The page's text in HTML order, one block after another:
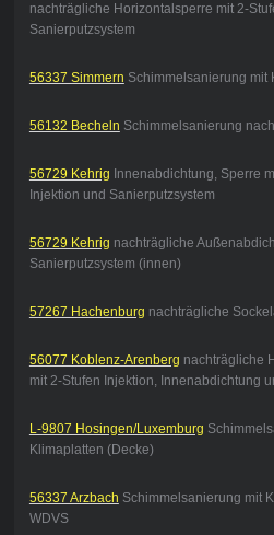
nachträgliche Horizontalsperre mit 2-
Sanierputzsystem
56337 Simmern Schimmelsanierung mit
56132 Becheln Schimmelsanierung
56729 Kehrig Innenabdichtung, Sperre
Injektion und Sanierputzsystem
56729 Kehrig nachträgliche
Sanierputzsystem (innen)
57267 Hachenburg nachträgliche
56077 Koblenz-Arenberg nachträgliche
mit 2-Stufen Injektion, Innenabdichtung
L-9807 Hosingen/Luxemburg
Klimaplatten (Decke)
56337 Arzbach Schimmelsanierung mit
WDVS